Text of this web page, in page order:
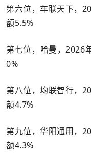
第六位，车联天下，
额5.5%
第七位，哈曼，2026
0%
第八位，均联智行，
额4.7%
第九位，华阳通用，
额4.3%